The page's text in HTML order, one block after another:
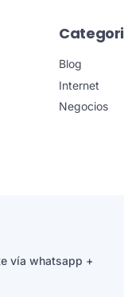
Blog
Internet
Negocios
vía whatsapp +